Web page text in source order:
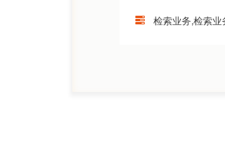
检索业务,检索业